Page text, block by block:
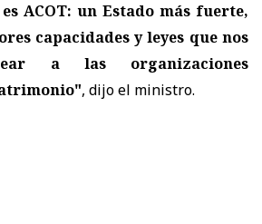
es ACOT: un Estado más fuerte,
capacidades y leyes que nos
a las organizaciones
, dijo el ministro.